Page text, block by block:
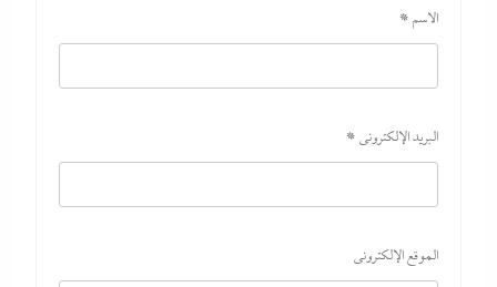
الاسم *
البريد الإلكتروني *
الموقع الإلكتروني